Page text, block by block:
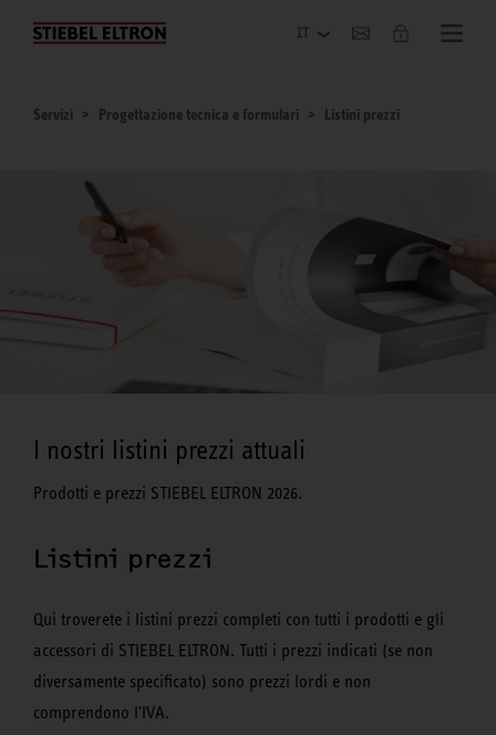
Azienda
Servizi Progettazione tecnica e formulari Listini prezzi
I nostri listini prezzi attuali
Prodotti e prezzi STIEBEL ELTRON 2026.
Listini prezzi
Qui troverete i listini prezzi completi con tutti i prodotti e gli
accessori di STIEBEL ELTRON. Tutti i prezzi indicati (se non
diversamente specificato) sono prezzi lordi e non
comprendono l'IVA.